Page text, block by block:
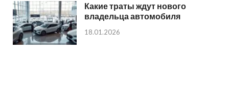
Какие траты ждут нового
владельца автомобиля
18.01.2026